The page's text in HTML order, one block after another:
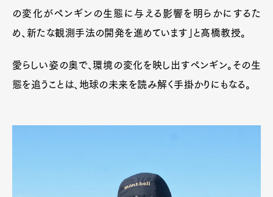
の変化がペンギンの生態に与える影響を明らかにするた
め、新たな観測手法の開発を進めています」と髙橋教授。
愛らしい姿の奥で、環境の変化を映し出すペンギン。その生
態を追うことは、地球の未来を読み解く手掛かりにもなる。